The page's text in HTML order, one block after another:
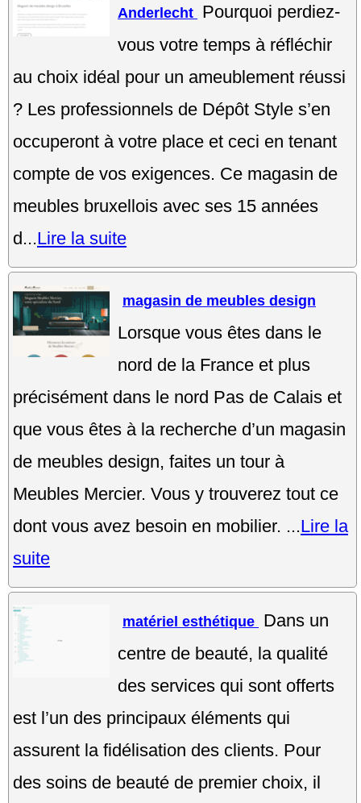
Anderlecht Pourquoi perdiez-
vous votre temps à réfléchir
au choix idéal pour un ameublement réussi
? Les professionnels de Dépôt Style s’en
occuperont à votre place et ceci en tenant
compte de vos exigences. Ce magasin de
meubles bruxellois avec ses 15 années
d...Lire la suite
magasin de meubles design
Lorsque vous êtes dans le
nord de la France et plus
précisément dans le nord Pas de Calais et
que vous êtes à la recherche d’un magasin
de meubles design, faites un tour à
Meubles Mercier. Vous y trouverez tout ce
dont vous avez besoin en mobilier. ...Lire la
suite
matériel esthétique Dans un
centre de beauté, la qualité
des services qui sont offerts
est l’un des principaux éléments qui
assurent la fidélisation des clients. Pour
des soins de beauté de premier choix, il